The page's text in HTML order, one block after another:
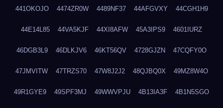
441OKOJO 4474ZR0W 4489NF37 44AFGVXY 44CGH1H9
44E14L85 44VA5KJF 44XI8AFW 45A3IPS9 4601IURZ
46DGB3L9 46DLKJV6 46KT56QV 4728GJZN 47CQFY0O
47JMVITW 47TRZS70 47W8J2J2 48QJBQ0X 49MZ8W4O
49R1GYE9 49SPF3MJ 49WWVPJU 4B13IA3F 4B1N5SGO